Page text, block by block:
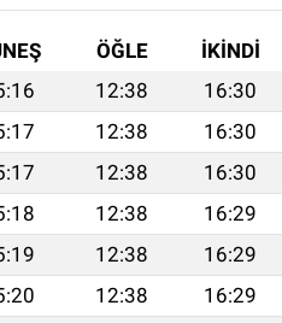
ÖĞLE İKINDI
12:38 16:30
12:38 16:30
12:38 16:30
12:38 16:29
12:38 16:29
12:38 16:29